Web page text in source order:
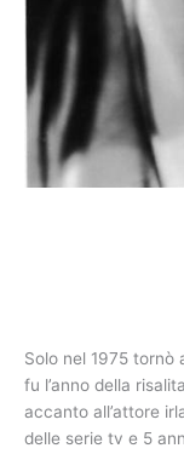
Solo nel 1975 tornò
fu l’anno della
accanto all’attore
delle serie tv e 5